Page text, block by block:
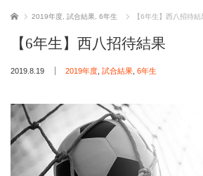
ホーム 2019年度 試合結果 6年生 【6年生】西八招待結
【6年生】西八招待結果
2019.8.19 2019年度 試合結果 6年生